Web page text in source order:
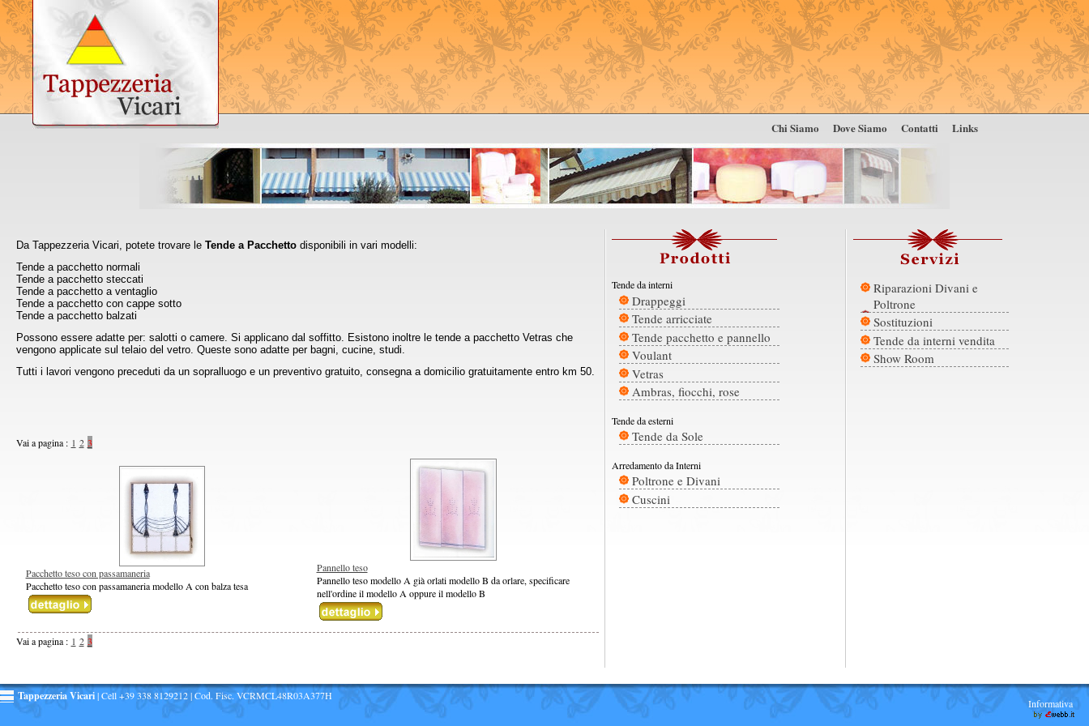
Chi Siamo Dove Siamo Contatti Links
Da Tappezzeria Vicari, potete trovare le Tende a Pacchettodisponibili in vari modelli:
Tende a pacchetto normali
Tende a pacchetto steccati
Tende a pacchetto a ventaglio
Tende a pacchetto con cappe sotto
Tende a pacchetto balzati
Possono essere adatte per: salotti o camere. Si applicano dal soffitto. Esistono inoltre le tende a pacchetto Vetras che
vengono applicate sul telaio del vetro. Queste sono adatte per bagni, cucine, studi.
Tutti i lavori vengono preceduti da un sopralluogo e un preventivo gratuito, consegna a domicilio gratuitamente entro km 50.
Vai a pagina : 1 2 3
Pacchetto teso con passamaneria
Pacchetto teso con passamaneria modello A con balza tesa
Pannello teso
Pannello teso modello A già orlati modello B da orlare, specificare
nell'ordine il modello A oppure il modello B
Vai a pagina : 1 2 3
Tende da interni
Drappeggi
Tende arricciate
Tende pacchetto e pannello
Voulant
Vetras
Ambras, fiocchi, rose
Tende da esterni
Tende da Sole
Arredamento da Interni
Poltrone e Divani
Cuscini
Riparazioni Divani e
Poltrone
Sostituzioni
Tende da interni vendita
Show Room
Tappezzeria Vicari| Cell +39 338 8129212 | Cod. Fisc. VCRMCL48R03A377H
Informativa